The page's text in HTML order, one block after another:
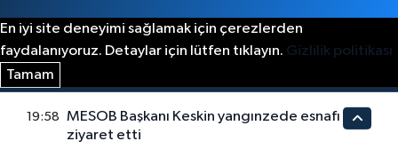
En iyi site deneyimi sağlamak için çerezlerden
faydalanıyoruz. Detaylar için lütfen tıklayın. Gizlilik politikası
Tamam
19:58
MESOB Başkanı Keskin yangınzede esnafı
ziyaret etti